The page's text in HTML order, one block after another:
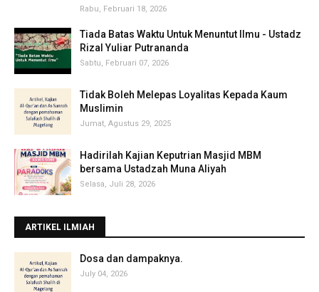
Rabu, Februari 18, 2026
Tiada Batas Waktu Untuk Menuntut Ilmu - Ustadz
Rizal Yuliar Putrananda
Sabtu, Februari 07, 2026
Tidak Boleh Melepas Loyalitas Kepada Kaum
Muslimin
Jumat, Agustus 29, 2025
Hadirilah Kajian Keputrian Masjid MBM
bersama Ustadzah Muna Aliyah
Selasa, Juli 28, 2026
ARTIKEL ILMIAH
‎Dosa dan dampaknya.
July 04, 2026